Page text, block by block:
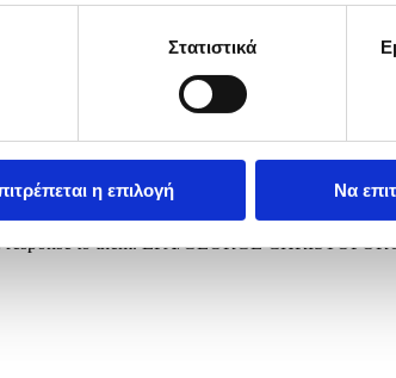
Στατιστικά
η επιλογή Να
(L) upon arrival for an informal
response to them. EPA/GEORGE